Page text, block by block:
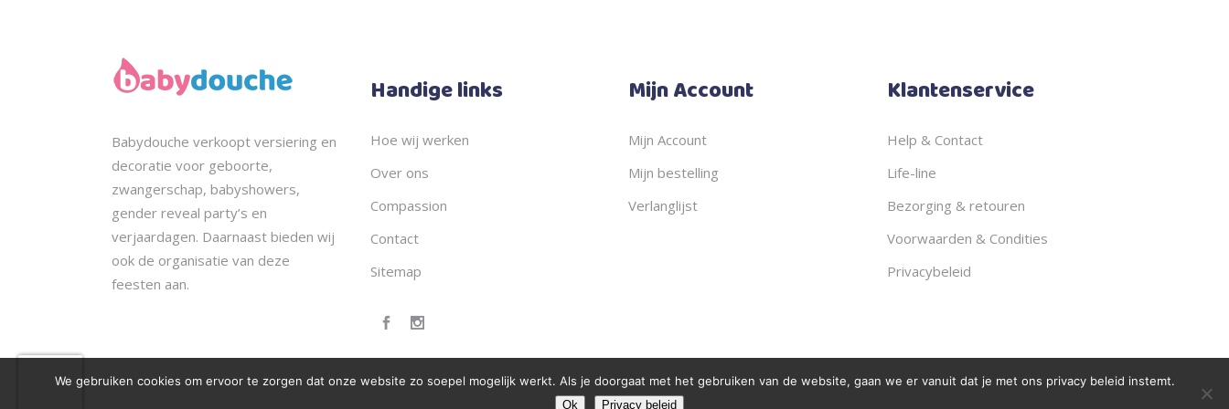
Babydouche verkoopt versiering en
decoratie voor geboorte,
zwangerschap, babyshowers,
gender reveal party’s en
verjaardagen. Daarnaast bieden wij
ook de organisatie van deze
feesten aan.
Handige links
Hoe wij werken
Over ons
Compassion
Contact
Sitemap
Mijn Account
Mijn Account
Mijn bestelling
Verlanglijst
Klantenservice
Help & Contact
Life-line
Bezorging & retouren
Voorwaarden & Condities
Privacybeleid
We gebruiken cookies om ervoor te zorgen dat onze website zo soepel mogelijk werkt. Als je doorgaat met het gebruiken van de website, gaan we er vanuit dat je met ons privacy beleid instemt.
Ok Privacy beleid